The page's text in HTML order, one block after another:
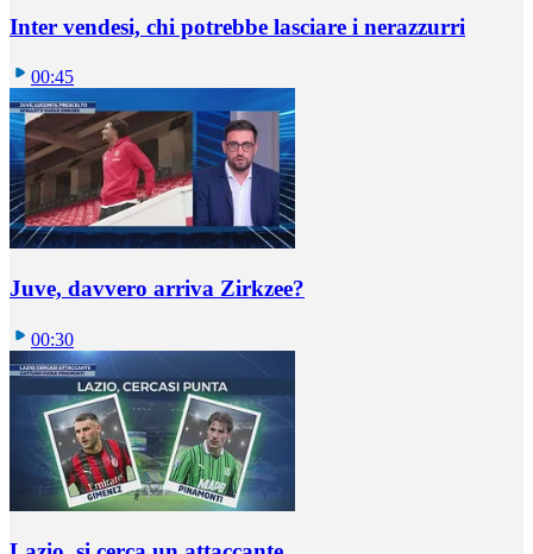
Inter vendesi, chi potrebbe lasciare i nerazzurri
00:45
Juve, davvero arriva Zirkzee?
00:30